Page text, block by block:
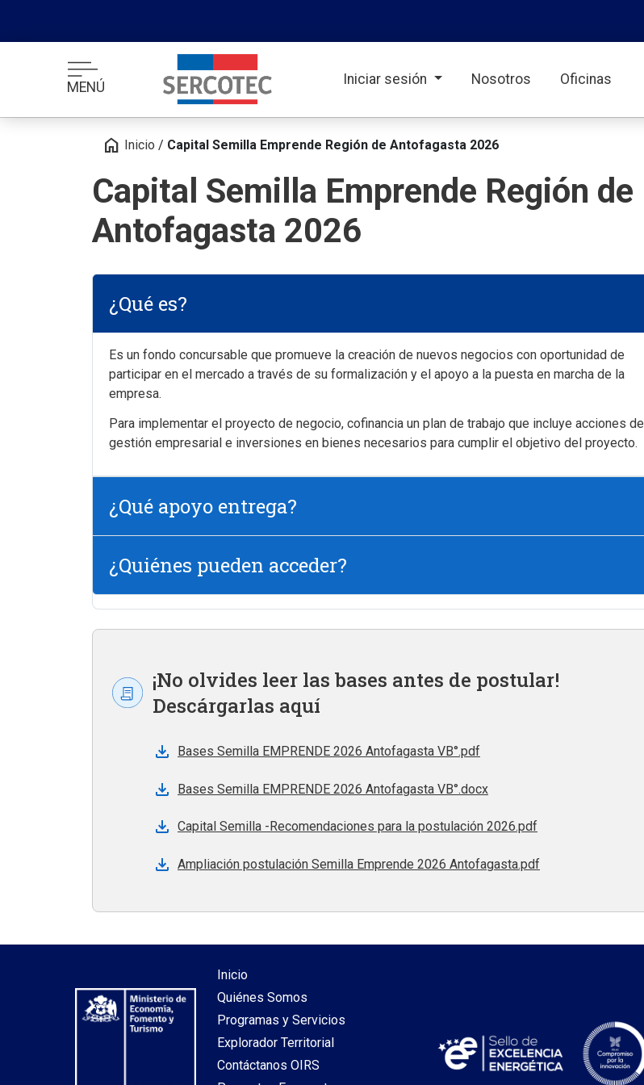
MENÚ Iniciar sesión Nosotros Oficinas
home Inicio / Capital Semilla Emprende Región de Antofagasta 2026
Capital Semilla Emprende Región de
Antofagasta 2026
¿Qué es?
Es un fondo concursable que promueve la creación de nuevos negocios con oportunidad de
participar en el mercado a través de su formalización y el apoyo a la puesta en marcha de la
empresa.
Para implementar el proyecto de negocio, cofinancia un plan de trabajo que incluye acciones de
gestión empresarial e inversiones en bienes necesarios para cumplir el objetivo del proyecto.
¿Qué apoyo entrega?
¿Quiénes pueden acceder?
¡No olvides leer las bases antes de postular!
Descárgarlas aquí
Bases Semilla EMPRENDE 2026 Antofagasta VB°.pdf
Bases Semilla EMPRENDE 2026 Antofagasta VB°.docx
Capital Semilla -Recomendaciones para la postulación 2026.pdf
Ampliación postulación Semilla Emprende 2026 Antofagasta.pdf
Inicio
Quiénes Somos
Programas y Servicios
Explorador Territorial
Contáctanos OIRS